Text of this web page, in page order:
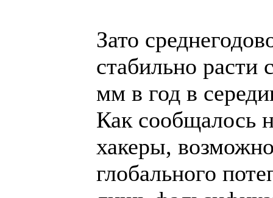
Зато
стабильно
мм в год в
Как сообщалось
хакеры,
глобального